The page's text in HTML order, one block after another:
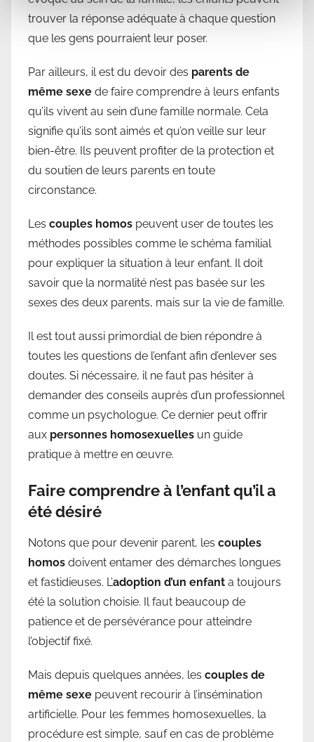
trouver la réponse adéquate à chaque question
que les gens pourraient leur poser.
Par ailleurs, il est du devoir des parents de
même sexe de faire comprendre à leurs enfants
qu’ils vivent au sein d’une famille normale. Cela
signifie qu’ils sont aimés et qu’on veille sur leur
bien-être. Ils peuvent profiter de la protection et
du soutien de leurs parents en toute
circonstance.
Les couples homos peuvent user de toutes les
méthodes possibles comme le schéma familial
pour expliquer la situation à leur enfant. Il doit
savoir que la normalité n’est pas basée sur les
sexes des deux parents, mais sur la vie de famille.
Il est tout aussi primordial de bien répondre à
toutes les questions de l’enfant afin d’enlever ses
doutes. Si nécessaire, il ne faut pas hésiter à
demander des conseils auprès d’un professionnel
comme un psychologue. Ce dernier peut offrir
aux personnes homosexuelles un guide
pratique à mettre en œuvre.
Faire comprendre à l’enfant qu’il a
été désiré
Notons que pour devenir parent, les couples
homos doivent entamer des démarches longues
et fastidieuses. L’adoption d’un enfant a toujours
été la solution choisie. Il faut beaucoup de
patience et de persévérance pour atteindre
l’objectif fixé.
Mais depuis quelques années, les couples de
même sexe peuvent recourir à l’insémination
artificielle. Pour les femmes homosexuelles, la
procédure est simple, sauf en cas de problème